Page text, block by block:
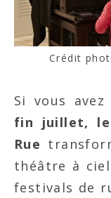
Crédit
Si vous
fin juillet, le
Rue
théâtre à
festivals de